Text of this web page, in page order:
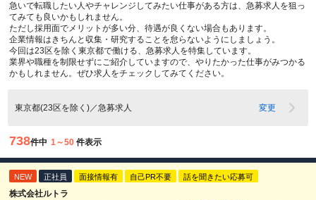
急いで転職したい人やチャレンジしてみたい仕事がある方は、急募求人を狙っ
てみても良いかもしれません。
ただし採用面でメリットが多い分、待遇が良くない場合もあります。
企業情報はきちんと収集・研究することを怠らないようにしましょう。
今回は23区を除く東京都で働ける、急募求人を特集しています。
業界や職種を制限せずにご紹介していますので、やりたかった仕事がみつかる
かもしれません。ぜひ求人をチェックしてみてください。
東京都(23区を除く)／急募求人 変更
738件中 1～50 件表示
NEW 正社員 面接情報有 自己PR不要 話を聞きたい応募可
株式会社ルトラ